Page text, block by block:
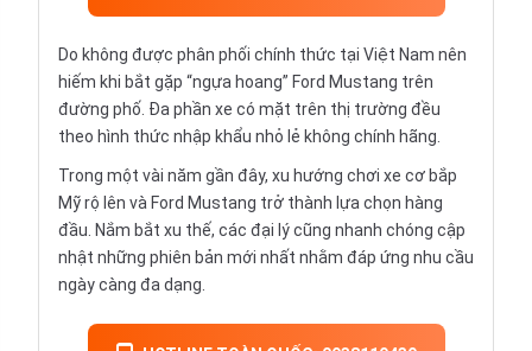
Do không được phân phối chính thức tại Việt Nam nên
hiếm khi bắt gặp “ngựa hoang” Ford Mustang trên
đường phố. Đa phần xe có mặt trên thị trường đều
theo hình thức nhập khẩu nhỏ lẻ không chính hãng.
Trong một vài năm gần đây, xu hướng chơi xe cơ bắp
Mỹ rộ lên và Ford Mustang trở thành lựa chọn hàng
đầu. Nắm bắt xu thế, các đại lý cũng nhanh chóng cập
nhật những phiên bản mới nhất nhằm đáp ứng nhu cầu
ngày càng đa dạng.